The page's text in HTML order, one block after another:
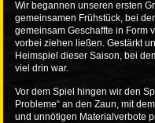
Wir begannen unseren ersten
gemeinsamen Frühstück, bei
gemeinsam Geschaffte in Form
vorbei ziehen ließen. Gestärkt
Heimspiel dieser Saison, bei
viel drin war.
Vor dem Spiel hingen wir den
Probleme“ an den Zaun, mit
und unnötigen Materialverbote